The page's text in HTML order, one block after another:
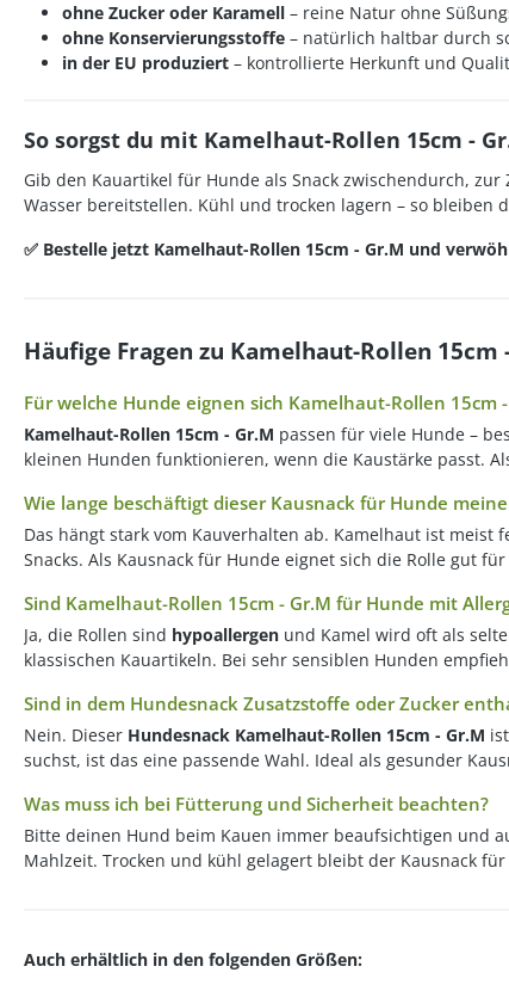
ohne Zucker oder Karamell – reine Natur ohne
ohne Konservierungsstoffe – natürlich haltbar durch
in der EU produziert – kontrollierte Herkunft und
So sorgst du mit Kamelhaut-Rollen 15cm -
Gib den Kauartikel für Hunde als Snack zwischendurch,
Wasser bereitstellen. Kühl und trocken lagern – so bleiben
✅ Bestelle jetzt Kamelhaut-Rollen 15cm - Gr.M und
Häufige Fragen zu Kamelhaut-Rollen 15cm
Für welche Hunde eignen sich Kamelhaut-Rollen 15cm
Kamelhaut-Rollen 15cm - Gr.M passen für viele Hunde –
kleinen Hunden funktionieren, wenn die Kaustärke passt.
Wie lange beschäftigt dieser Kausnack für Hunde
Das hängt stark vom Kauverhalten ab. Kamelhaut ist meist
Snacks. Als Kausnack für Hunde eignet sich die Rolle gut
Sind Kamelhaut-Rollen 15cm - Gr.M für Hunde mit
Ja, die Rollen sind hypoallergen und Kamel wird oft als
klassischen Kauartikeln. Bei sehr sensiblen Hunden
Sind in dem Hundesnack Zusatzstoffe oder Zucker
Nein. Dieser Hundesnack Kamelhaut-Rollen 15cm - Gr.M
suchst, ist das eine passende Wahl. Ideal als gesunder
Was muss ich bei Fütterung und Sicherheit beachten?
Bitte deinen Hund beim Kauen immer beaufsichtigen und
Mahlzeit. Trocken und kühl gelagert bleibt der Kausnack
Auch erhältlich in den folgenden Größen: